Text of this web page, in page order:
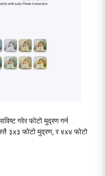
गरेर फोटो मुद्रण गर्न
३x३ फोटो मुद्रण, र ४x४ फोटो